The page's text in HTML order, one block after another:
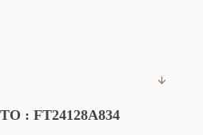
: FT24128A834